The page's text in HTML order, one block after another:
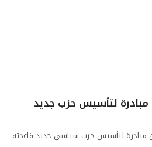
لتأسيس حزب جديد
لتأسيس حزب سياسي جديد قاعدته